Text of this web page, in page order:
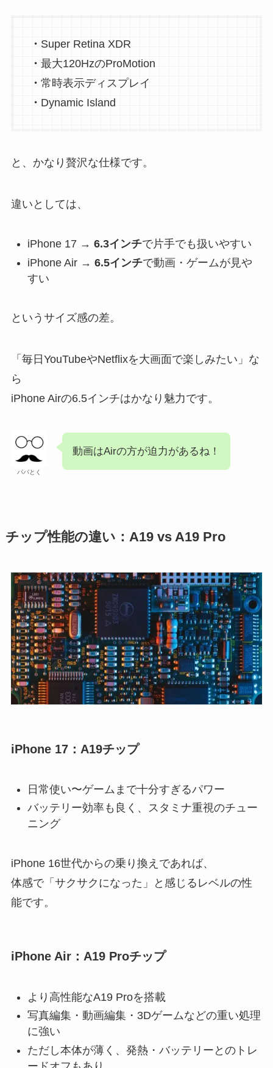
・ Super Retina XDR
・ 最大120HzのProMotion
・ 常時表示ディスプレイ
・ Dynamic Island
と、かなり贅沢な仕様です。
違いとしては、
iPhone 17 → 6.3インチで片手でも扱いやすい
iPhone Air → 6.5インチで動画・ゲームが見や
すい
というサイズ感の差。
「毎日YouTubeやNetflixを大画面で楽しみたい」な
ら
iPhone Airの6.5インチはかなり魅力です。
パパとく
動画はAirの方が迫力があるね！
チップ性能の違い：A19 vs A19 Pro
iPhone 17：A19チップ
日常使い〜ゲームまで十分すぎるパワー
バッテリー効率も良く、スタミナ重視のチュー
ニング
iPhone 16世代からの乗り換えであれば、
体感で「サクサクになった」と感じるレベルの性
能です。
iPhone Air：A19 Proチップ
より高性能なA19 Proを搭載
写真編集・動画編集・3Dゲームなどの重い処理
に強い
ただし本体が薄く、発熱・バッテリーとのトレ